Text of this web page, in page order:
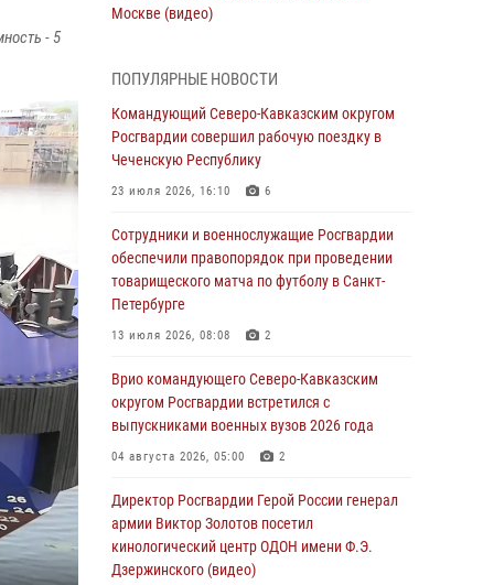
- 5
Москве (видео)
В ЛНР росгвардейцы провели тренировку по
единоборствам для юных воспитанников
спортивной школы
08 августа 2026, 13:00
утренней разминке у стен музея истории
космонавтики в Калуге
08 августа 2026, 09:29 2
В Северо-Западном округе Росгвардии
ведомства
08 августа 2026, 09:03 1
Росгвардейцы в ЛНР совершенствуют
опыта СВО
08 августа 2026, 09:00 2
В Кабардино-Балкарии сотрудники
ПОПУЛЯРНЫЕ НОВОСТИ
Командующий Северо-Кавказским округом
Росгвардии совершил рабочую поездку в
Чеченскую Республику
23 июля 2026, 16:10 6
Сотрудники и военнослужащие Росгвардии
обеспечили правопорядок при проведении
товарищеского матча по футболу в Санкт-
Петербурге
13 июля 2026, 08:08 2
Врио командующего Северо-Кавказским
округом Росгвардии встретился с
выпускниками военных вузов 2026 года
04 августа 2026, 05:00 2
Директор Росгвардии Герой России генерал
армии Виктор Золотов посетил
кинологический центр ОДОН имени Ф.Э.
Дзержинского (видео)